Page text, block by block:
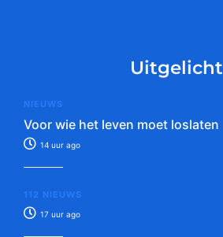
Uitgelicht
NIEUWS
Voor wie het leven moet loslaten
14 uur ago
112 NIEUWS
17 uur ago